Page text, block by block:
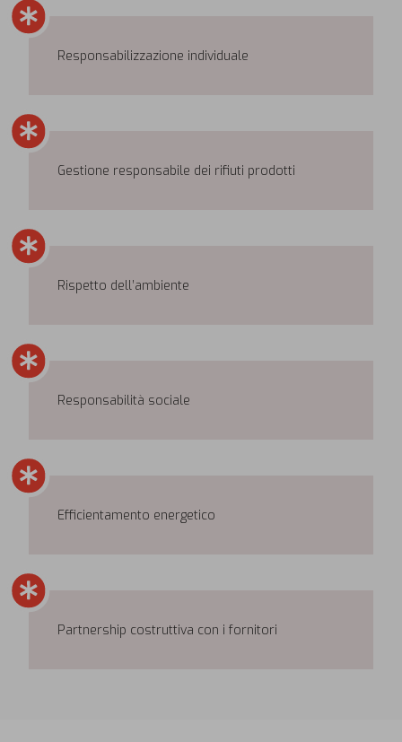
Responsabilizzazione individuale
Gestione responsabile dei rifiuti prodotti
Rispetto dell’ambiente
Responsabilità sociale
Efficientamento energetico
Partnership costruttiva con i fornitori